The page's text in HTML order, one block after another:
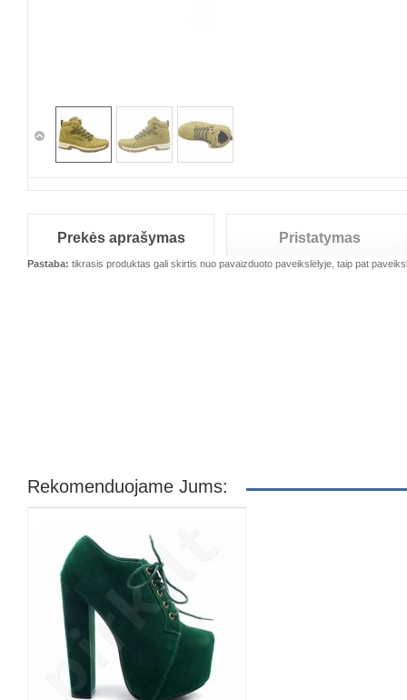
Prekės aprašymas Pristatymas
Pastaba: tikrasis produktas gali skirtis nuo pavaizduoto paveikslėlyje, taip pat
Rekomenduojame Jums: